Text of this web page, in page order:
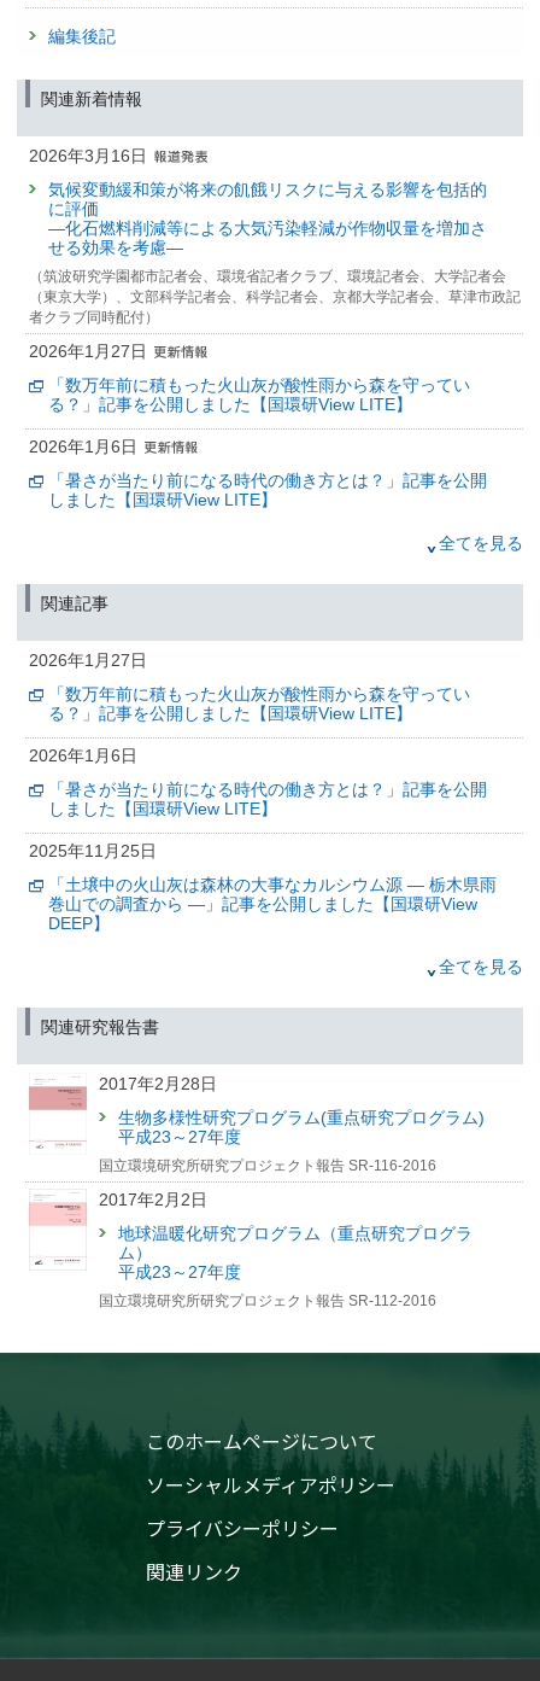
編集後記
関連新着情報
2026年3月16日
気候変動緩和策が将来の飢餓リスクに与える影響を包括的
に評価
—化石燃料削減等による大気汚染軽減が作物収量を増加さ
せる効果を考慮—
（筑波研究学園都市記者会、環境省記者クラブ、環境記者会、大学記者会
（東京大学）、文部科学記者会、科学記者会、京都大学記者会、草津市政記
者クラブ同時配付）
2026年1月27日
「数万年前に積もった火山灰が酸性雨から森を守ってい
る？」記事を公開しました【国環研View LITE】
2026年1月6日
「暑さが当たり前になる時代の働き方とは？」記事を公開
しました【国環研View LITE】
きる二酸化炭素量の予測信頼性を高める
2025年11月25日
「土壌中の火山灰は森林の大事なカルシウム源 — 栃木県雨
巻山での調査から —」記事を公開しました【国環研View
長期的な暑熱適応の効果を見込んでも
亡者数が増加する
（筑波研究学園都市記者会、環境省記者クラブ、環境記者会同時配付）
2025年11月6日
～サステナビリティ情報開示の動向と企業価値向上に向け
（筑波研究学園都市記者会配布（環境省、文部科学省、国土交通省、金融庁
同旨発表））
全てを見る
関連記事
2026年1月27日
「数万年前に積もった火山灰が酸性雨から森を守ってい
る？」記事を公開しました【国環研View LITE】
2026年1月6日
「暑さが当たり前になる時代の働き方とは？」記事を公開
しました【国環研View LITE】
2025年11月25日
「土壌中の火山灰は森林の大事なカルシウム源 — 栃木県雨
巻山での調査から —」記事を公開しました【国環研View
DEEP】
は？」記事を公開しました【国環研View DEEP】
2025年9月8日
「温室効果ガスの大きな排出源を宇宙からみつける？」記
事を公開しました【国環研View LITE】
2025年7月24日
「2つのセンサを託してロケット打上げ GOSAT-GW、つ
いに宇宙へ」記事を公開しました【国環研View DEEP】
2025年7月9日
「「今年、ヒバリはいつ鳴いた？」—“季節のズレ”を追う全
国の観察者たちとは？」記事を公開しました【国環研View
全てを見る
関連研究報告書
2017年2月28日
生物多様性研究プログラム(重点研究プログラム)
平成23～27年度
国立環境研究所研究プロジェクト報告 SR-116-2016
2017年2月2日
地球温暖化研究プログラム（重点研究プログラ
ム）
平成23～27年度
国立環境研究所研究プロジェクト報告 SR-112-2016
このホームページについて
ソーシャルメディアポリシー
プライバシーポリシー
関連リンク